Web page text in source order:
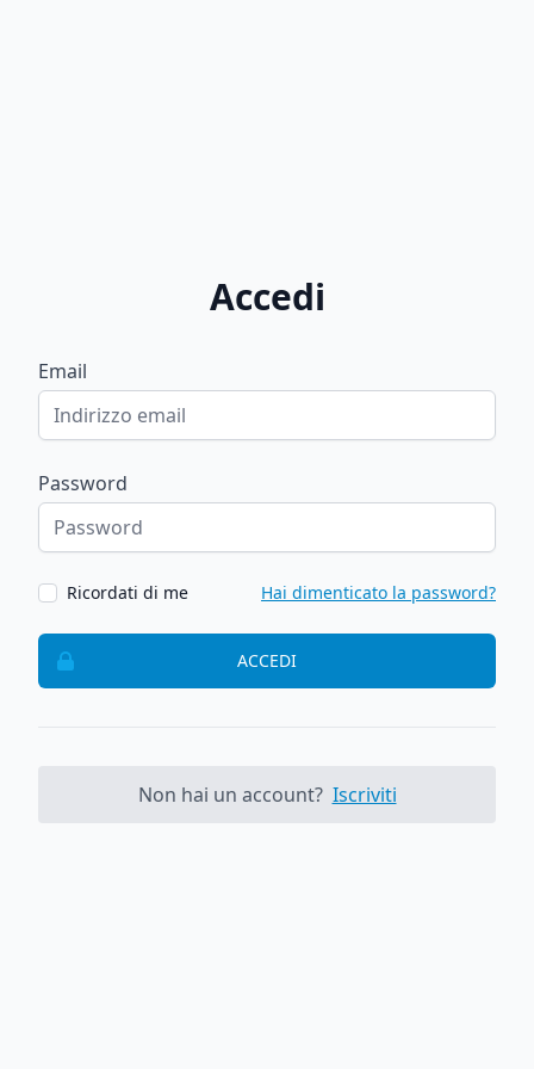
Accedi
Email
Password
Ricordati di me Hai dimenticato la password?
ACCEDI
Non hai un account? Iscriviti